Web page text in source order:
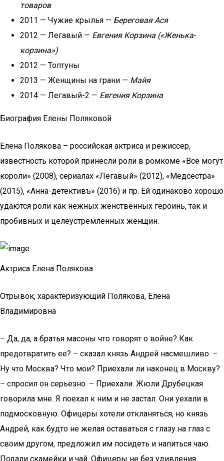
товаров
2011 — Чужие крылья — Береговая Ася
2012 — Легавый — Евгения Корзина («Женька-
корзина»)
2012 — Топтуны
2013 — Женщины на грани — Майя
2014 — Легавый-2 — Евгения Корзина
Биография Елены Поляковой
Елена Полякова – российская актриса и режиссер,
известность которой принесли роли в ромкоме «Все могут
короли» (2008), сериалах «Легавый» (2012), «Медсестра»
(2015), «Анна-детективъ» (2016) и пр. Ей одинаково хорошо
удаются роли как нежных женственных героинь, так и
пробивных и целеустремленных женщин.
Актриса Елена Полякова
Отрывок, характеризующий Полякова, Елена
Владимировна
– Да, да, а братья масоны что говорят о войне? Как
предотвратить ее? – сказал князь Андрей насмешливо. –
Ну что Москва? Что мои? Приехали ли наконец в Москву?
– спросил он серьезно. – Приехали. Жюли Друбецкая
говорила мне. Я поехал к ним и не застал. Они уехали в
подмосковную. Офицеры хотели откланяться, но князь
Андрей, как будто не желая оставаться с глазу на глаз с
своим другом, предложил им посидеть и напиться чаю.
Подали скамейки и чай. Офицеры не без удивления